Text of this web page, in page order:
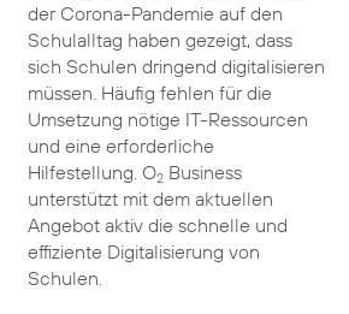
der Corona-Pandemie auf den
Schulalltag haben gezeigt, dass
sich Schulen dringend digitalisieren
müssen. Häufig fehlen für die
Umsetzung nötige IT-Ressourcen
und eine erforderliche
Hilfestellung. O2Business
unterstützt mit dem aktuellen
Angebot aktiv die schnelle und
effiziente Digitalisierung von
Schulen.